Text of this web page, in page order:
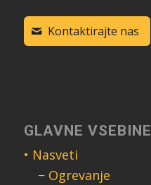
Kontaktirajte nas
GLAVNE VSEBINE
• Nasveti
− Ogrevanje